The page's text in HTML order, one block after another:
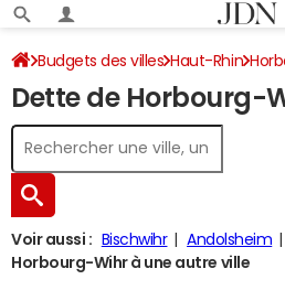
Budgets des villes Haut-Rhin
Dette au 31/12/2024
Dette de Horbourg-
Voir aussi : Bischwihr Andolsheim
Horbourg-Wihr à une autre ville